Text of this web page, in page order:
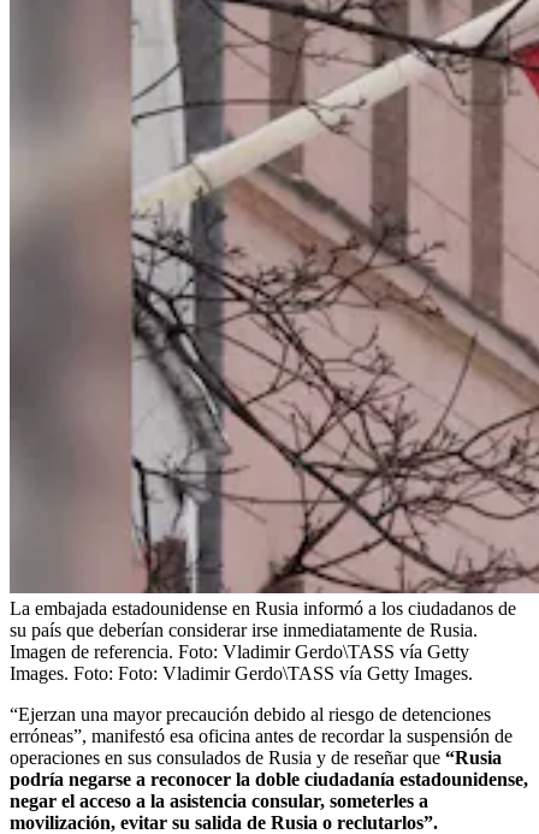
La embajada estadounidense en Rusia informó a los ciudadanos de
su país que deberían considerar irse inmediatamente de Rusia.
Imagen de referencia. Foto: Vladimir Gerdo\TASS vía Getty
Images. Foto: Foto: Vladimir Gerdo\TASS vía Getty Images.
“Ejerzan una mayor precaución debido al riesgo de detenciones
erróneas”, manifestó esa oficina antes de recordar la suspensión de
operaciones en sus consulados de Rusia y de reseñar que “Rusia
podría negarse a reconocer la doble ciudadanía estadounidense,
negar el acceso a la asistencia consular, someterles a
movilización, evitar su salida de Rusia o reclutarlos”.